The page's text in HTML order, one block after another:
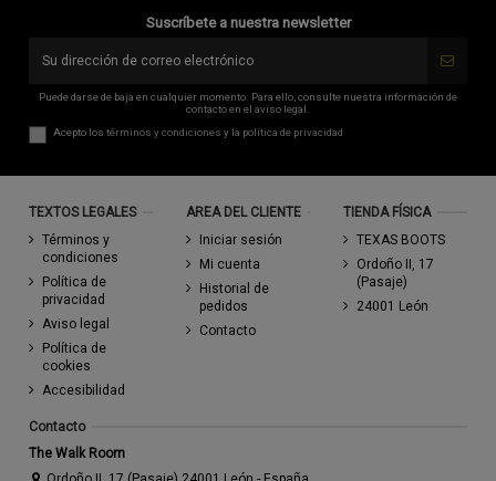
Suscríbete a nuestra newsletter
Puede darse de baja en cualquier momento. Para ello, consulte nuestra información de
contacto en el aviso legal.
Acepto lostérminos y condiciones y la política de privacidad
TEXTOS LEGALES
Términos y
condiciones
Política de
privacidad
Aviso legal
Política de
cookies
Accesibilidad
AREA DEL CLIENTE
Iniciar sesión
Mi cuenta
Historial de
pedidos
Contacto
TIENDA FÍSICA
TEXAS BOOTS
Ordoño II, 17
(Pasaje)
24001 León
Contacto
The Walk Room